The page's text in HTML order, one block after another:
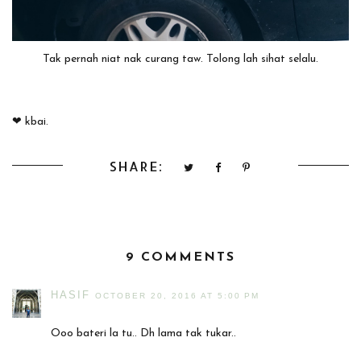
Tak pernah niat nak curang taw. Tolong lah sihat selalu.
❤ kbai.
SHARE:
9 COMMENTS
HASIF OCTOBER 20, 2016 AT 5:00 PM
Ooo bateri la tu.. Dh lama tak tukar..